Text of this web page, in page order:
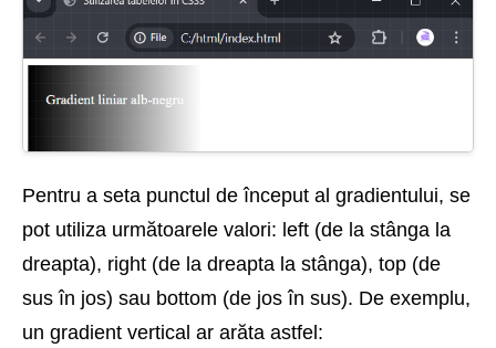
Pentru a seta punctul de început al gradientului, se
pot utiliza următoarele valori: left (de la stânga la
dreapta), right (de la dreapta la stânga), top (de
sus în jos) sau bottom (de jos în sus). De exemplu,
un gradient vertical ar arăta astfel: